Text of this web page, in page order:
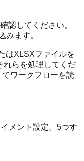
認してください。
みます。
はXLSXファイルを
れらを処理してくだ
でワークフローを読
メント設定。5つす